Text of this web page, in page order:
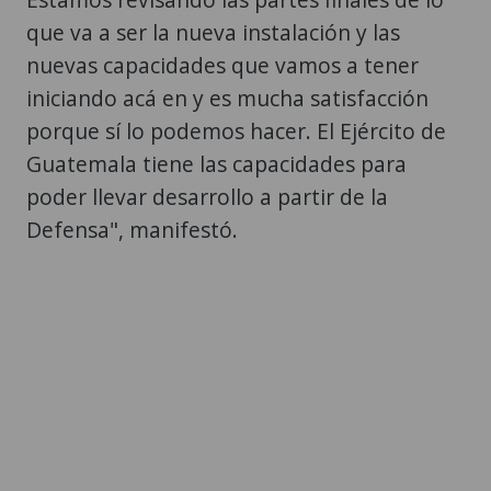
que va a ser la nueva instalación y las
nuevas capacidades que vamos a tener
iniciando acá en y es mucha satisfacción
porque sí lo podemos hacer. El Ejército de
Guatemala tiene las capacidades para
poder llevar desarrollo a partir de la
Defensa", manifestó.